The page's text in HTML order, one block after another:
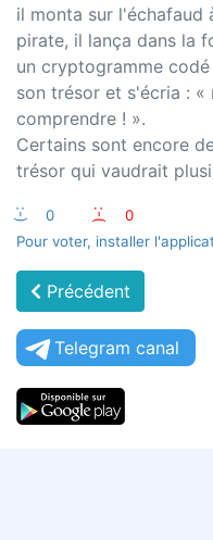
il monta sur l'échafaud
pirate, il lança dans la
un cryptogramme
son trésor et s'écria : «
comprendre ! ».
Certains sont encore
trésor qui vaudrait
:-) 0 :-(
0
Pour voter, installer
Précédent
Telegram canal